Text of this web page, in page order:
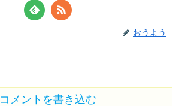
おうよう
コメントを書き込む